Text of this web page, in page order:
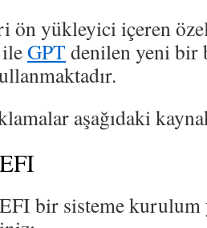
ön yükleyici içeren
GPT denilen yeni bir
aşağıdaki
bir sisteme kurulum